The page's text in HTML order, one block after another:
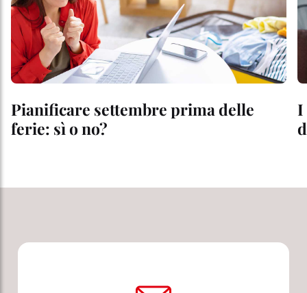
Pianificare settembre prima delle
ferie: sì o no?
I